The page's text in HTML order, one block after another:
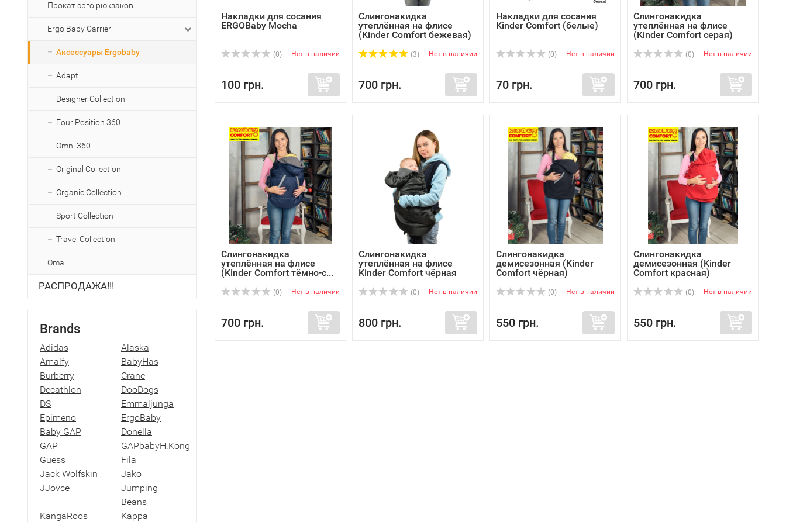
Прокат эрго рюкзаков
Ergo Baby Carrier
Аксессуары Ergobaby
Adapt
Designer Collection
Four Position 360
Omni 360
Original Collection
Organic Collection
Sport Collection
Travel Collection
Omali
РАСПРОДАЖА!!!
Brands
Adidas
Alaska
Amalfy
BabyHas
Burberry
Crane
Decathlon
DooDogs
DS
Emmaljunga
Epimeno
ErgoBaby
Baby GAP
Donella
GAP
GAPbabyH.Kong
Guess
Fila
Jack Wolfskin
Jako
JJovce
Jumping
Beans
KangaRoos
Kappa
Накладки для сосания
ERGOBaby Mocha
(0) Нет в наличии
100 грн.
Слингонакидка
утеплённая на флисе
(Kinder Comfort бежевая)
(3) Нет в наличии
700 грн.
Накладки для сосания
Kinder Comfort (белые)
(0) Нет в наличии
70 грн.
Слингонакидка
утеплённая на флисе
(Kinder Comfort серая)
(0) Нет в наличии
700 грн.
Слингонакидка
утеплённая на флисе
(Kinder Comfort тёмно-с...
(0) Нет в наличии
700 грн.
Слингонакидка
утеплённая на флисе
Kinder Comfort чёрная
(0) Нет в наличии
800 грн.
Слингонакидка
демисезонная (Kinder
Comfort чёрная)
(0) Нет в наличии
550 грн.
Слингонакидка
демисезонная (Kinder
Comfort красная)
(0) Нет в наличии
550 грн.